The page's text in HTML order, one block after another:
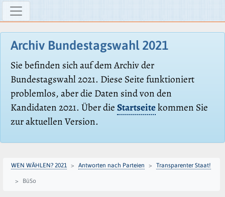
Archiv Bundestagswahl 2021
Sie befinden sich auf dem Archiv der
Bundestagswahl 2021. Diese Seite funktioniert
problemlos, aber die Daten sind von den
Kandidaten 2021. Über dieStartseitekommen Sie
zur aktuellen Version.
WEN WÄHLEN? 2021 Antworten nach Parteien Transparenter Staat!
BüSo